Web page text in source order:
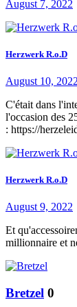
August 7, 2022
Herzwerk R.o.D
August 10, 2022
C'était dans
l'occasion des
: https://
Herzwerk R.o.D
August 9, 2022
Et
millionnaire et
Bretzel 0